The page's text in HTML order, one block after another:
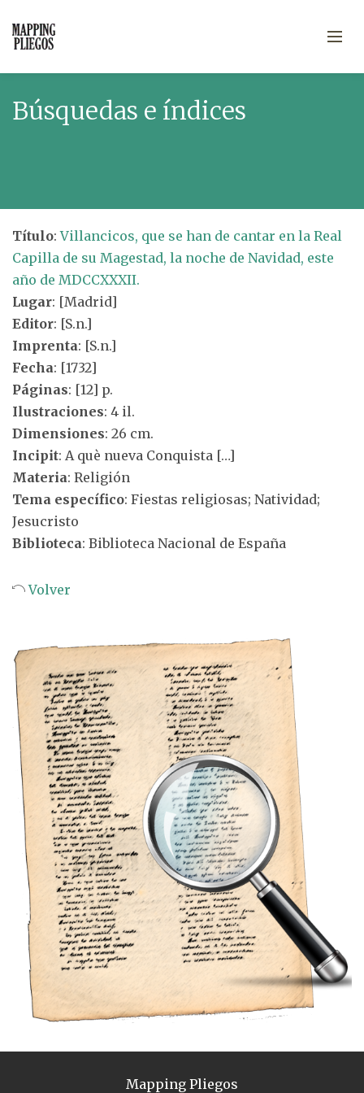
Búsquedas e índices
Título:Villancicos, que se han de cantar en la Real
Capilla de su Magestad, la noche de Navidad, este
año de MDCCXXXII.
Lugar: [Madrid]
Editor: [S.n.]
Imprenta: [S.n.]
Fecha: [1732]
Páginas: [12] p.
Ilustraciones: 4 il.
Dimensiones: 26 cm.
Incipit: A què nueva Conquista […]
Materia: Religión
Tema específico: Fiestas religiosas; Natividad;
Jesucristo
Biblioteca: Biblioteca Nacional de España
Volver
Mapping Pliegos